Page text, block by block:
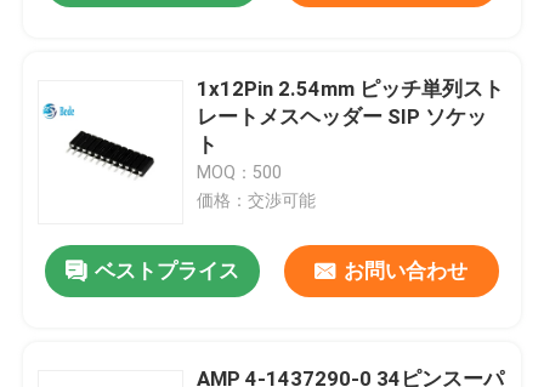
家へ
1x12Pin 2.54mm ピッチ単列スト
レートメスヘッダー SIP ソケッ
ト
MOQ：500
価格：交渉可能
ベストプライス お問い合わせ
AMP 4-1437290-0 34ピンスーパ